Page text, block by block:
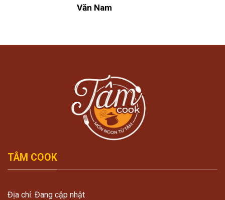
Văn Nam
TÂM COOK
Địa chỉ: Đang cập nhật